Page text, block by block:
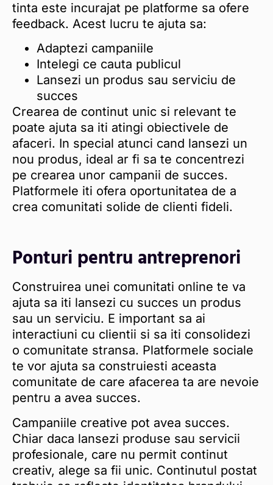
tinta este incurajat pe platforme sa ofere
feedback. Acest lucru te ajuta sa:
Adaptezi campaniile
Intelegi ce cauta publicul
Lansezi un produs sau serviciu de
succes
Crearea de continut unic si relevant te
poate ajuta sa iti atingi obiectivele de
afaceri. In special atunci cand lansezi un
nou produs, ideal ar fi sa te concentrezi
pe crearea unor campanii de succes.
Platformele iti ofera oportunitatea de a
crea comunitati solide de clienti fideli.
Ponturi pentru antreprenori
Construirea unei comunitati online te va
ajuta sa iti lansezi cu succes un produs
sau un serviciu. E important sa ai
interactiuni cu clientii si sa iti consolidezi
o comunitate stransa. Platformele sociale
te vor ajuta sa construiesti aceasta
comunitate de care afacerea ta are nevoie
pentru a avea succes.
Campaniile creative pot avea succes.
Chiar daca lansezi produse sau servicii
profesionale, care nu permit continut
creativ, alege sa fii unic. Continutul postat